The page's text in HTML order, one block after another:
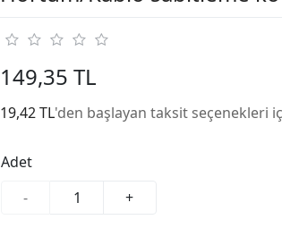
149,35 TL
19,42 TL'den başlayan taksit seçenekleri
Adet
-
+